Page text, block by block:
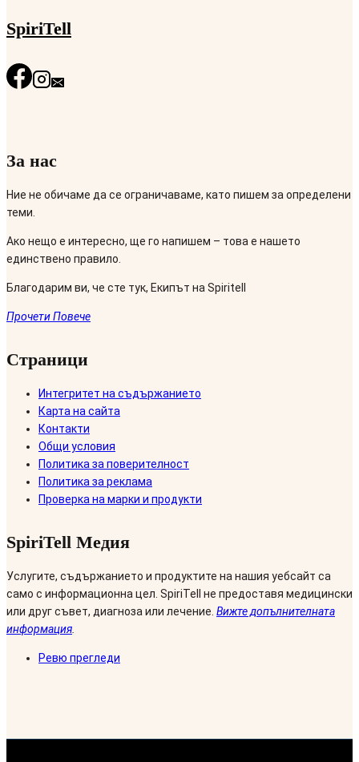
SpiriTell
За нас
Ние не обичаме да се ограничаваме, като пишем за определени
теми.
Ако нещо е интересно, ще го напишем – това е нашето
единствено правило.
Благодарим ви, че сте тук, Екипът на Spiritell
Прочети Повече
Страници
Интегритет на съдържанието
Карта на сайта
Контакти
Общи условия
Политика за поверителност
Политика за реклама
Проверка на марки и продукти
SpiriTell Медия
Услугите, съдържанието и продуктите на нашия уебсайт са
само с информационна цел. SpiriTell не предоставя медицински
или друг съвет, диагноза или лечение. Вижте допълнителната
информация.
Ревю прегледи